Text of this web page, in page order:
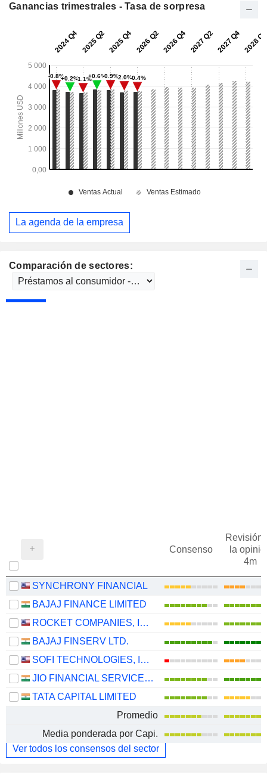
Comparación de sectores:
Consenso
Revisión
la
4m
SYNCHRONY FINANCIAL
BAJAJ FINANCE LIMITED
ROCKET COMPANIES, INC.
BAJAJ FINSERV LTD.
SOFI TECHNOLOGIES, INC.
JIO FINANCIAL SERVICES LIMITED
TATA CAPITAL LIMITED
Promedio
Media ponderada por Capi.
Ver todos los consensos del sector
Ganancias trimestrales - Tasa de sorpresa
La agenda de la empresa